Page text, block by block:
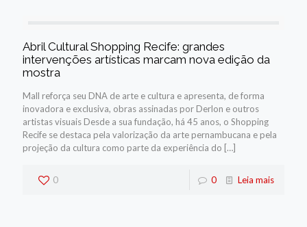
Abril Cultural Shopping Recife: grandes
intervenções artísticas marcam nova edição da
mostra
Mall reforça seu DNA de arte e cultura e apresenta, de forma
inovadora e exclusiva, obras assinadas por Derlon e outros
artistas visuais Desde a sua fundação, há 45 anos, o Shopping
Recife se destaca pela valorização da arte pernambucana e pela
projeção da cultura como parte da experiência do […]
0 0 Leia mais